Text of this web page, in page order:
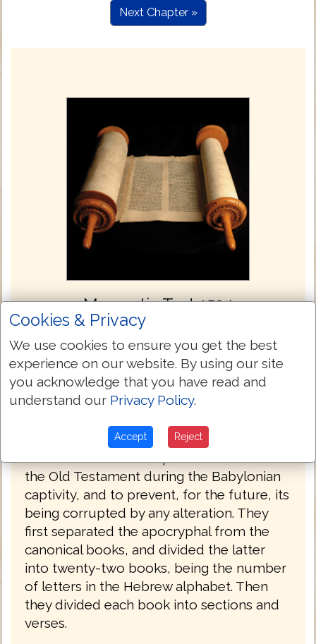
Next Chapter »
Masoretic Text 1524
The Hebrew text of the Old Testament is
called the Masoretic Text because in its
present form it is based upon the Masora
—the Hebrew, textual tradition of the
Jewish scholars known as the Masoretes
who made it their special work to correct
the Old Testament during the Babylonian
captivity, and to prevent, for the future, its
being corrupted by any alteration. They
first separated the apocryphal from the
canonical books, and divided the latter
into twenty-two books, being the number
of letters in the Hebrew alphabet. Then
they divided each book into sections and
verses.
Cookies & Privacy
We use cookies to ensure you get the best
experience on our website. By using our site
you acknowledge that you have read and
understand our Privacy Policy.
Accept Reject